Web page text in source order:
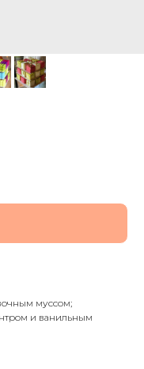
муссом;
и ванильным